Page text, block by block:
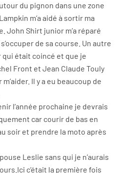
du pignon dans une zone
m’a aidé à sortir ma
John Shirt junior m’a réparé
de sa course. Un autre
qui était coincé et que je
Front et Jean Claude Touly
Il y a eu beaucoup de
l’année prochaine je devrais
car courir de bas en
soir et prendre la moto après
Leslie sans qui je n’aurais
c’était la première fois